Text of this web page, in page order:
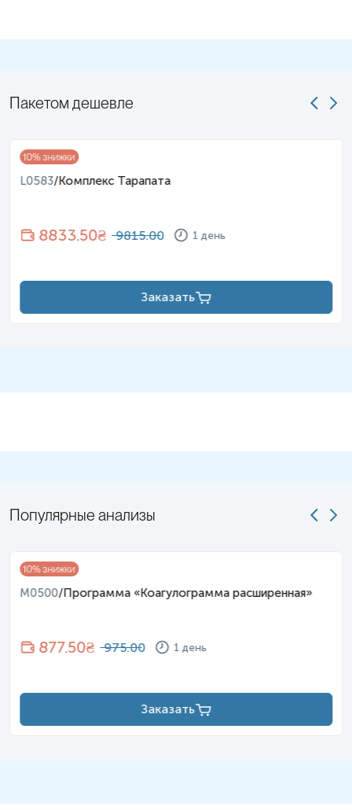
Пакетом дешевле
10% знижки
L0583/Комплекс Тарапата
8833.50₴ 9815.00 1 день
Заказать
Популярные анализы
10% знижки
M0500/Программа «Коагулограмма расширенная»
877.50₴ 975.00 1 день
Заказать